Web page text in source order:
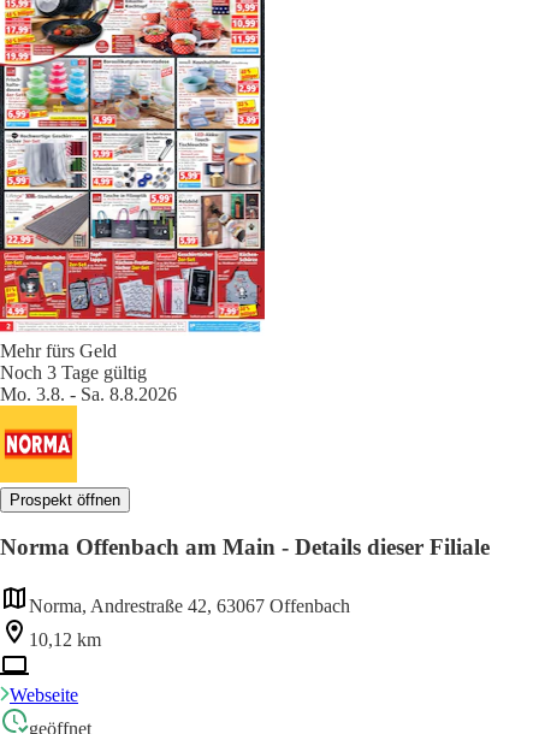
Mehr fürs Geld
Noch 3 Tage gültig
Mo. 3.8. - Sa. 8.8.2026
Prospekt öffnen
Norma Offenbach am Main - Details dieser Filiale
Norma, Andrestraße 42, 63067 Offenbach
10,12 km
Webseite
geöffnet